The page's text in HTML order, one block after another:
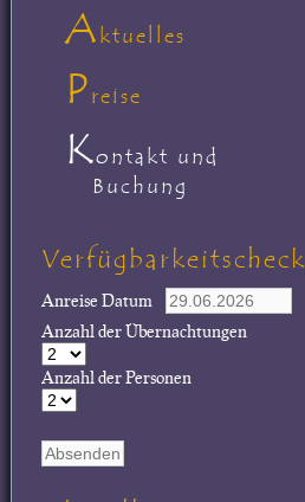
Aktuelles
Preise
Kontakt und
Buchung
Verfügbarkeitscheck
Anreise Datum
Anzahl der Übernachtungen
Anzahl der Personen